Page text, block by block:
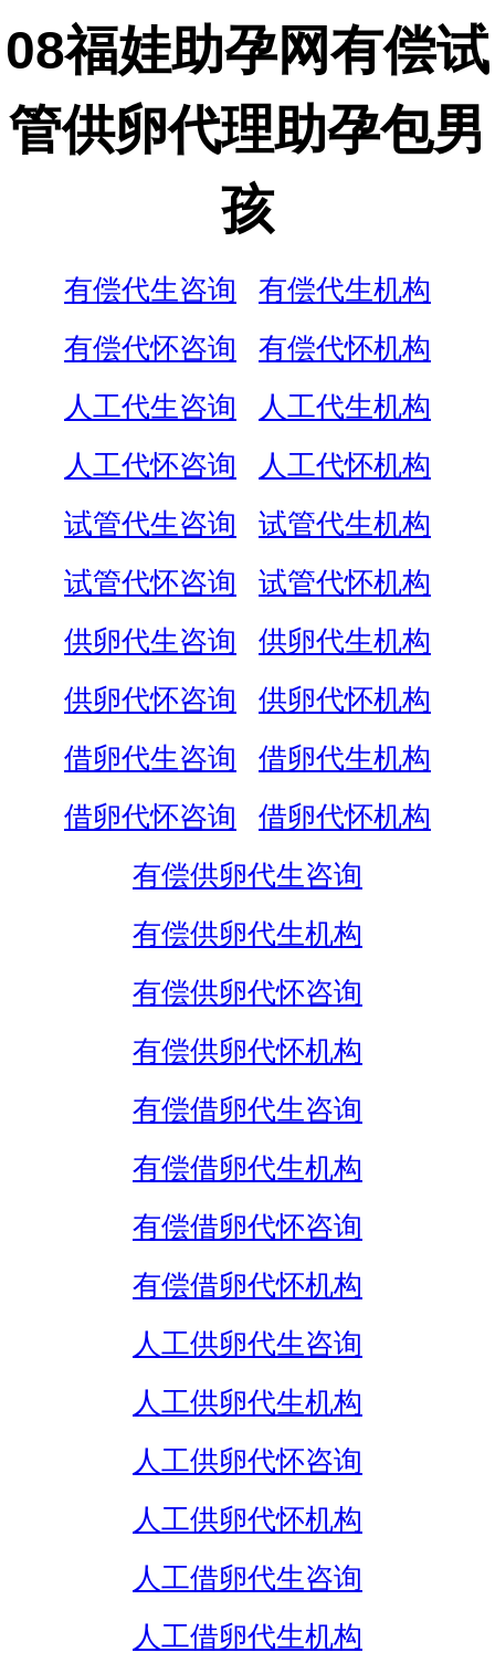
08福娃助孕网有偿试
管供卵代理助孕包男
孩
有偿代生咨询
有偿代生机构
有偿代怀咨询
有偿代怀机构
人工代生咨询
人工代生机构
人工代怀咨询
人工代怀机构
试管代生咨询
试管代生机构
试管代怀咨询
试管代怀机构
供卵代生咨询
供卵代生机构
供卵代怀咨询
供卵代怀机构
借卵代生咨询
借卵代生机构
借卵代怀咨询
借卵代怀机构
有偿供卵代生咨询
有偿供卵代生机构
有偿供卵代怀咨询
有偿供卵代怀机构
有偿借卵代生咨询
有偿借卵代生机构
有偿借卵代怀咨询
有偿借卵代怀机构
人工供卵代生咨询
人工供卵代生机构
人工供卵代怀咨询
人工供卵代怀机构
人工借卵代生咨询
人工借卵代生机构